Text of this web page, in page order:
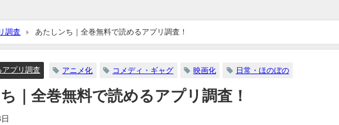
調査 あたしンち｜全巻無料で読めるアプリ調査！
アプリ調査 アニメ化 コメディ・ギャグ 映画化 日常・ほのぼの
｜全巻無料で読めるアプリ調査！